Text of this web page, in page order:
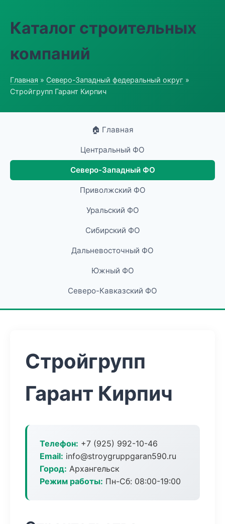
Каталог строительных
компаний
Главная » Северо-Западный федеральный округ »
Стройгрупп Гарант Кирпич
🏠 Главная
Центральный ФО
Северо-Западный ФО
Приволжский ФО
Уральский ФО
Сибирский ФО
Дальневосточный ФО
Южный ФО
Северо-Кавказский ФО
Стройгрупп
Гарант Кирпич
Телефон: +7 (925) 992-10-46
Email: info@stroygruppgaran590.ru
Город: Архангельск
Режим работы: Пн-Сб: 08:00-19:00